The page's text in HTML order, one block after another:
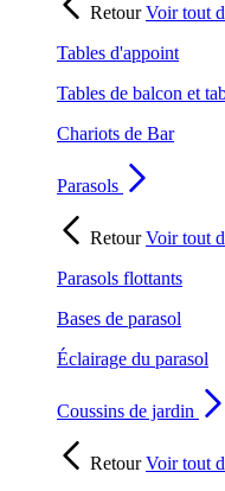
RetourVoir tout
Tables d'appoint
Tables de balcon et
Chariots de Bar
Parasols
RetourVoir tout
Parasols flottants
Bases de parasol
Éclairage du parasol
Coussins de jardin
RetourVoir tout